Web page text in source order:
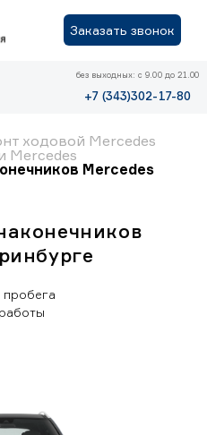
Заказать звонок
без выходных: с 9.00 до 21.00
+7 (343)302-17-80
ходовой Mercedes
Mercedes
Mercedes
пробега